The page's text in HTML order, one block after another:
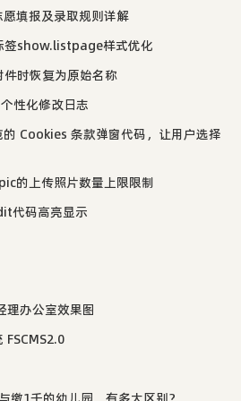
填报及录取规则详解
签show.listpage样式优化
件时恢复为原始名称
性化修改日志
Cookies 条款弹窗代码，让用户选择
的上传照片数量上限限制
代码高亮显示
理办公室效果图
FSCMS2.0